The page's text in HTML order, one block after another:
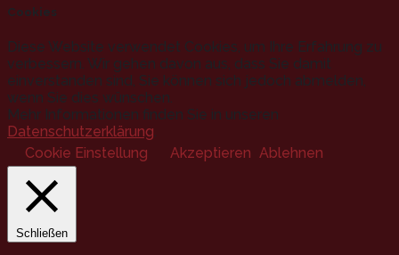
Cookies
Diese Website verwendet Cookies, um Ihre Erfahrung zu
verbessern. Wir gehen davon aus, dass Sie damit
einverstanden sind, Sie können sich jedoch abmelden,
wenn Sie dies wünschen.
Mehr Informationen finden Sie in unseren
Datenschutzerklärung.
Cookie Einstellung
Akzeptieren Ablehnen
Schließen